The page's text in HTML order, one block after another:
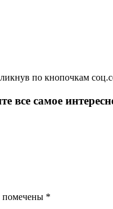
по кнопочкам
все самое
помечены *